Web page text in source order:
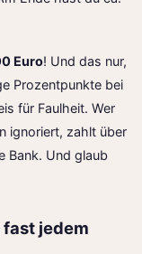
Euro! Und das nur,
Prozentpunkte bei
für Faulheit. Wer
ignoriert, zahlt über
Bank. Und glaub
fast jedem